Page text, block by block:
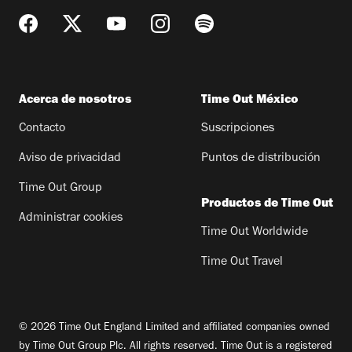
Acerca de nosotros
Contacto
Aviso de privacidad
Time Out Group
Administrar cookies
Time Out México
Suscripciones
Puntos de distribución
Productos de Time Out
Time Out Worldwide
Time Out Travel
© 2026 Time Out England Limited and affiliated companies owned
by Time Out Group Plc. All rights reserved. Time Out is a registered